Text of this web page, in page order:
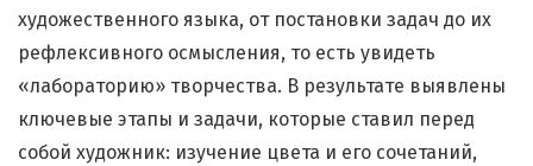
художественного языка, от постановки задач до их
рефлексивного осмысления, то есть увидеть
«лабораторию» творчества. В результате выявлены
ключевые этапы и задачи, которые ставил перед
собой художник: изучение цвета и его сочетаний,